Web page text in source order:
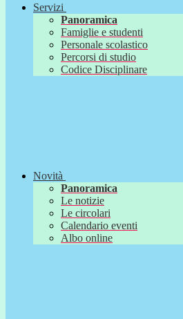
Servizi
Panoramica
Famiglie e studenti
Personale scolastico
Percorsi di studio
Codice Disciplinare
Novità
Panoramica
Le notizie
Le circolari
Calendario eventi
Albo online